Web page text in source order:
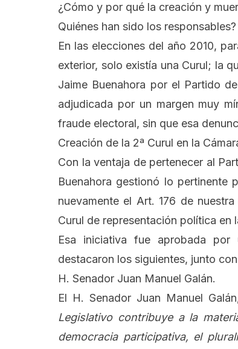
¿Cómo y por qué la creación y
Quiénes han sido los responsables?
En las elecciones del año 2010,
exterior, solo existía una Curul; la
Jaime Buenahora por el Partido
adjudicada por un margen muy
fraude electoral, sin que esa
Creación de la 2ª Curul en la
Con la ventaja de pertenecer al
Buenahora gestionó lo pertinente
nuevamente el Art. 176 de
Curul de representación política en
Esa iniciativa fue aprobada por
destacaron los siguientes, junto
H. Senador Juan Manuel Galán.
El H. Senador Juan Manuel
Legislativo contribuye a la
democracia participativa, el